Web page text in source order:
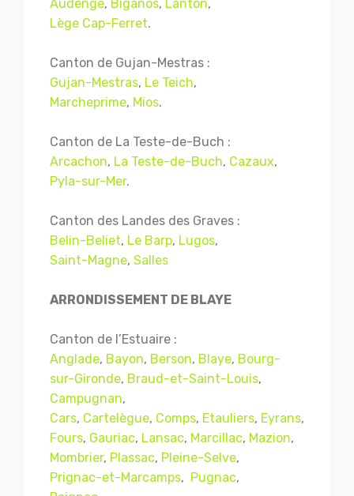
Audenge, Biganos, Lanton,
Lège Cap-Ferret.
Canton de Gujan-Mestras :
Gujan-Mestras, Le Teich,
Marcheprime, Mios.
Canton de La Teste-de-Buch :
Arcachon, La Teste-de-Buch, Cazaux,
Pyla-sur-Mer.
Canton des Landes des Graves :
Belin-Beliet, Le Barp, Lugos,
Saint-Magne, Salles
ARRONDISSEMENT DE BLAYE
Canton de l’Estuaire :
Anglade, Bayon, Berson, Blaye, Bourg-
sur-Gironde, Braud-et-Saint-Louis,
Campugnan,
Cars, Cartelègue, Comps, Etauliers, Eyrans,
Fours, Gauriac, Lansac, Marcillac, Mazion,
Mombrier, Plassac, Pleine-Selve,
Prignac-et-Marcamps, Pugnac,